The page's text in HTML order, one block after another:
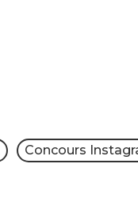
Concours